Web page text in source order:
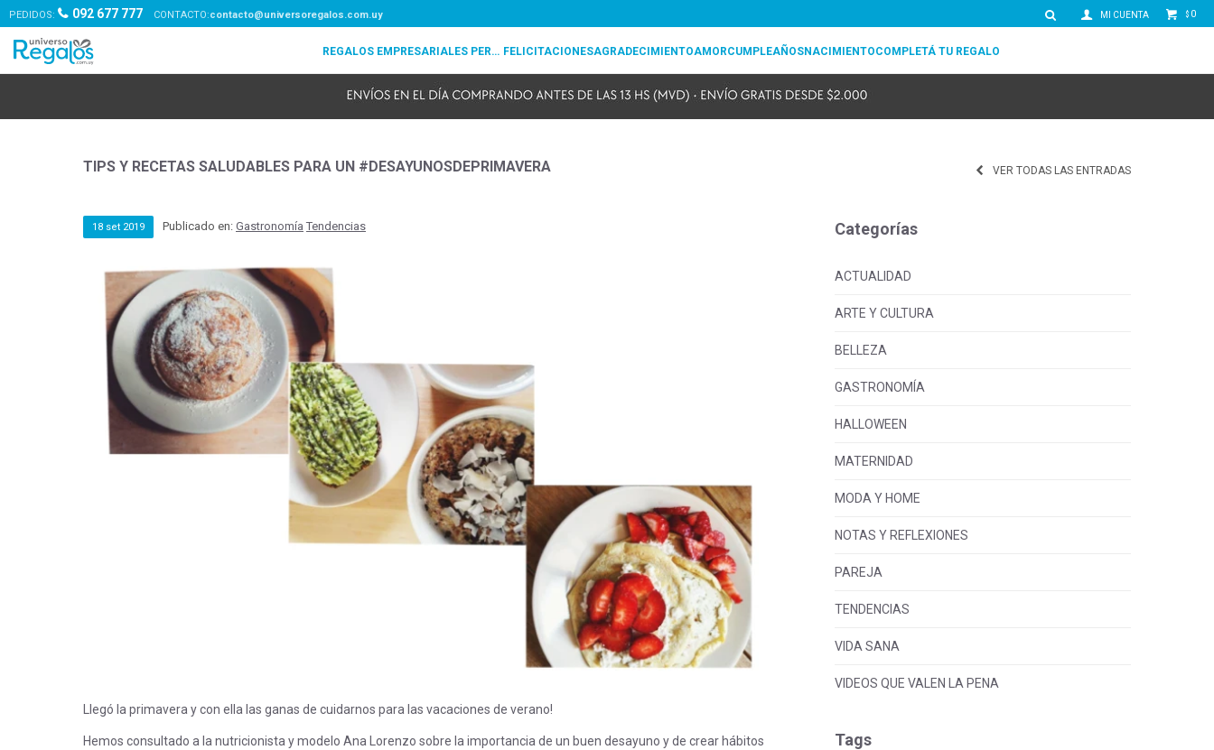
REGALOS EMPRESARIALES PERSONALIZADOS FELICITACIONESAGRADECIMIENTOAMORCUMPLEAÑOSNACIMIENTOCOMPLETÁ TU REGALO
$ 0
PEDIDOS: 092 677 777 contacto@universoregalos.com.uy
TIPS Y RECETAS SALUDABLES PARA UN #DESAYUNOSDEPRIMAVERA VER TODAS LAS ENTRADAS
18 set 2019 Publicado en: Gastronomía Tendencias
Llegó la primavera y con ella las ganas de cuidarnos para las vacaciones de verano!
Hemos consultado a la nutricionista y modelo Ana Lorenzo sobre la importancia de un buen desayuno y de crear hábitos
Categorías
ACTUALIDAD
ARTE Y CULTURA
BELLEZA
GASTRONOMÍA
HALLOWEEN
MATERNIDAD
MODA Y HOME
NOTAS Y REFLEXIONES
PAREJA
TENDENCIAS
VIDA SANA
VIDEOS QUE VALEN LA PENA
Tags